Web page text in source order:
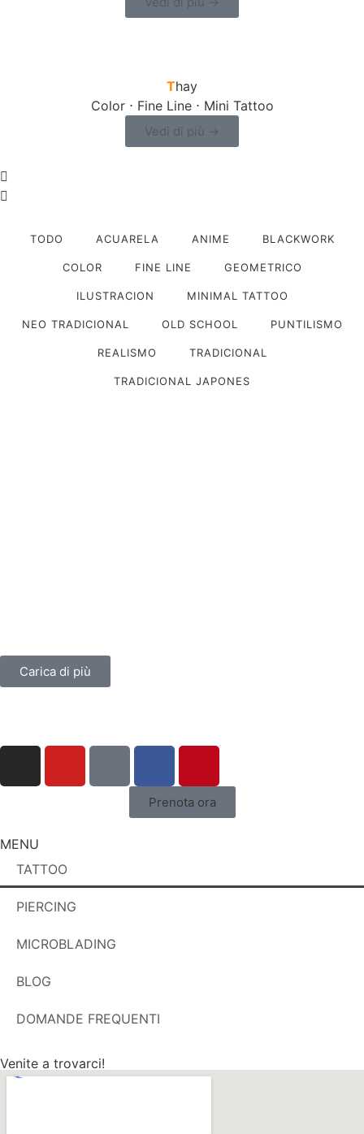
Thay
Color ⋅ Fine Line ⋅ Mini Tattoo
Vedi di più →
TODO ACUARELA ANIME BLACKWORK
COLOR FINE LINE GEOMETRICO
ILUSTRACION MINIMAL TATTOO
NEO TRADICIONAL OLD SCHOOL PUNTILISMO
REALISMO TRADICIONAL
TRADICIONAL JAPONES
Carica di più
Prenota ora
MENU
TATTOO
PIERCING
MICROBLADING
BLOG
DOMANDE FREQUENTI
Venite a trovarci!